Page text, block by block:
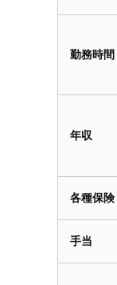
勤務時間
年収
各種保険
手当